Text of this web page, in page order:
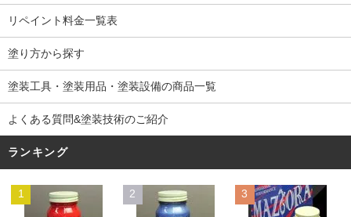
リペイント料金一覧表
塗り方から探す
塗装工具・塗装用品・塗装設備の商品一覧
よくある質問&塗装技術のご紹介
ランキング
1 2 3